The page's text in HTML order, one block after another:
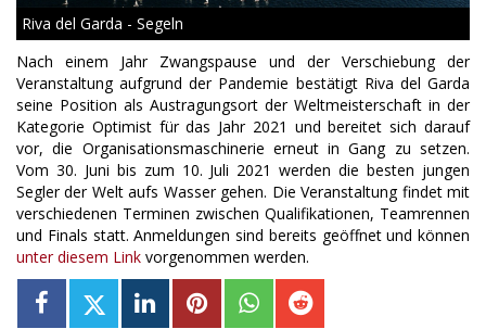
Riva del Garda - Segeln
Nach einem Jahr Zwangspause und der Verschiebung der
Veranstaltung aufgrund der Pandemie bestätigt Riva del Garda
seine Position als Austragungsort der Weltmeisterschaft in der
Kategorie Optimist für das Jahr 2021 und bereitet sich darauf
vor, die Organisationsmaschinerie erneut in Gang zu setzen.
Vom 30. Juni bis zum 10. Juli 2021 werden die besten jungen
Segler der Welt aufs Wasser gehen. Die Veranstaltung findet mit
verschiedenen Terminen zwischen Qualifikationen, Teamrennen
und Finals statt. Anmeldungen sind bereits geöffnet und können
unter diesem Link vorgenommen werden.